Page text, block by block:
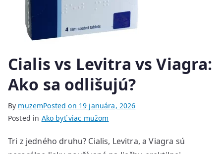
Cialis vs Levitra vs Viagra:
Ako sa odlišujú?
By muzemPosted on 19 januára, 2026
Posted in Ako byť viac mužom
Tri z jedného druhu? Cialis, Levitra, a Viagra sú